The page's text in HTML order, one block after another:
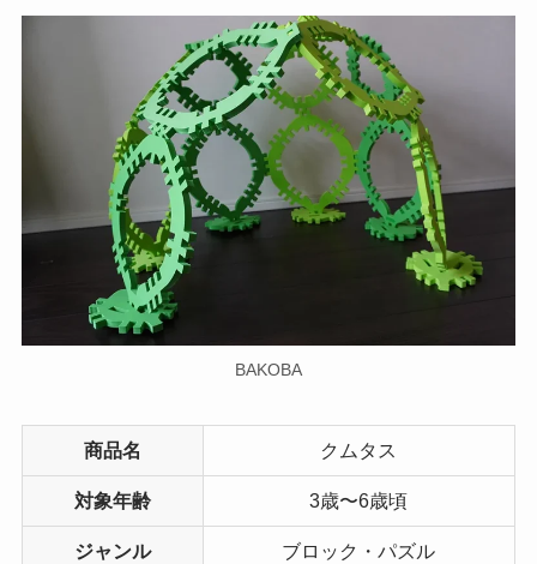
BAKOBA
商品名 クムタス
対象年齢 3歳〜6歳頃
ジャンル ブロック・パズル